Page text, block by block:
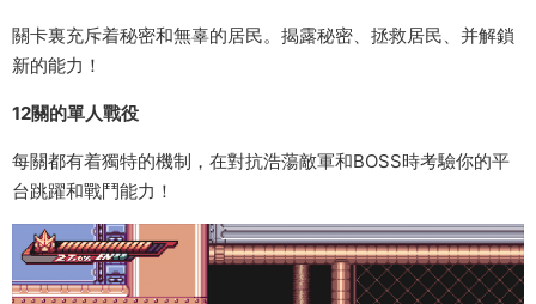
關卡裏充斥着秘密和無辜的居民。揭露秘密、拯救居民、并解鎖
新的能力！
12關的單人戰役
每關都有着獨特的機制，在對抗浩蕩敵軍和BOSS時考驗你的平
台跳躍和戰鬥能力！